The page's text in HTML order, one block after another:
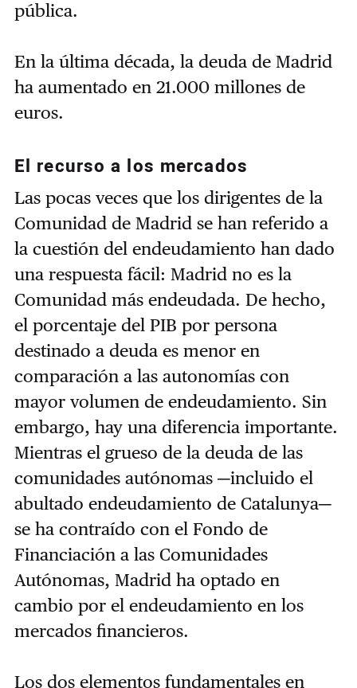
pública.
En la última década, la deuda de Madrid
ha aumentado en 21.000 millones de
euros.
El recurso a los mercados
Las pocas veces que los dirigentes de la
Comunidad de Madrid se han referido a
la cuestión del endeudamiento han dado
una respuesta fácil: Madrid no es la
Comunidad más endeudada. De hecho,
el porcentaje del PIB por persona
destinado a deuda es menor en
comparación a las autonomías con
mayor volumen de endeudamiento. Sin
embargo, hay una diferencia importante.
Mientras el grueso de la deuda de las
comunidades autónomas ─incluido el
abultado endeudamiento de Catalunya─
se ha contraído con el Fondo de
Financiación a las Comunidades
Autónomas, Madrid ha optado en
cambio por el endeudamiento en los
mercados financieros.
Los dos elementos fundamentales en